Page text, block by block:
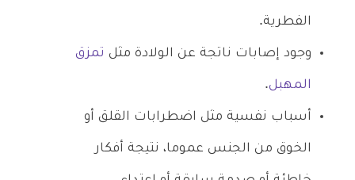
الفطرية.
وجود إصابات ناتجة عن الولادة مثل تمزق
المهبل.
أسباب نفسية مثل اضطرابات القلق أو
الخوق من الجنس عموما، نتيجة أفكار